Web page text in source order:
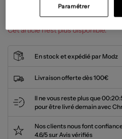
Guide des tailles
Cet article n'est plus disponible.
En stock et expédié par Modz
Livraison offerte dès 100€
Il ne vous reste plus que
pour être livré demain avec
Nos clients nous font
4.6/5 sur Avis vérifiés
Paramétrer